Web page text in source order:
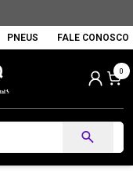
PNEUS FALE CONOSCO
0